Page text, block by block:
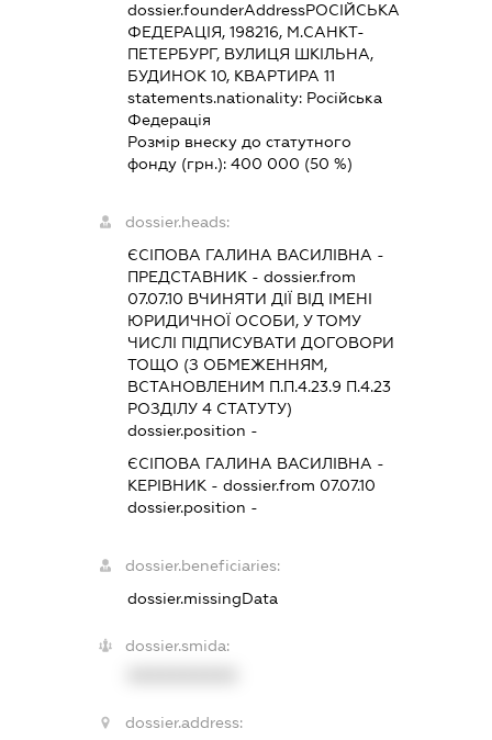
dossier.founderAddressРОСІЙСЬКА
ФЕДЕРАЦІЯ, 198216, М.САНКТ-
ПЕТЕРБУРГ, ВУЛИЦЯ ШКІЛЬНА,
БУДИНОК 10, КВАРТИРА 11
statements.nationality: Російська
Федерація
Розмір внеску до статутного
фонду (грн.):400 000 (50 %)
dossier.heads:
ЄСІПОВА ГАЛИНА ВАСИЛІВНА -
ПРЕДСТАВНИК - dossier.from
07.07.10 ВЧИНЯТИ ДІЇ ВІД ІМЕНІ
ЮРИДИЧНОЇ ОСОБИ, У ТОМУ
ЧИСЛІ ПІДПИСУВАТИ ДОГОВОРИ
ТОЩО (З ОБМЕЖЕННЯМ,
ВСТАНОВЛЕНИМ П.П.4.23.9 П.4.23
РОЗДІЛУ 4 СТАТУТУ)
dossier.position -
ЄСІПОВА ГАЛИНА ВАСИЛІВНА -
КЕРІВНИК - dossier.from 07.07.10
dossier.position -
dossier.beneficiaries:
dossier.missingData
dossier.smida:
dossier.address: